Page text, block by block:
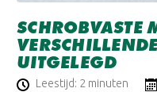
SCHROBVASTE
UITGELEGD
Leestijd: 2 minuten